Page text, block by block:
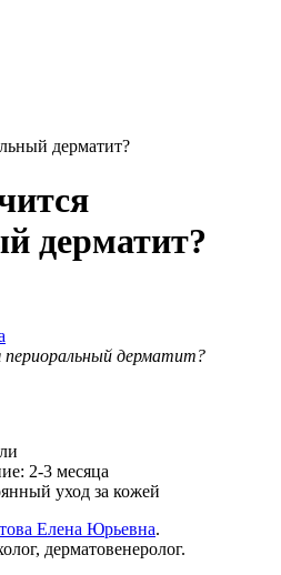
дерматит?
дерматит?
периоральный дерматит?
2-3 месяца
уход за кожей
Елена Юрьевна.
дерматовенеролог.